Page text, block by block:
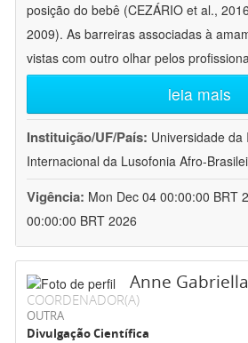
posição do bebê (CEZÁRIO et al.,
2009). As barreiras associadas à
vistas com outro olhar pelos
leia mais
Instituição/UF/País: Universidade da
Internacional da Lusofonia Afro-
Vigência: Mon Dec 04 00:00:00 BRT
00:00:00 BRT 2026
Anne
COORDENADOR(A)
OUTRA
Divulgação Científica